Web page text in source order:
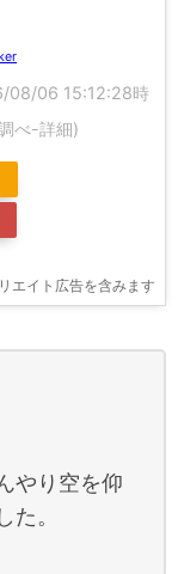
08/06 15:12:28時
べ-詳細)
エイト広告を含みます
やり空を仰
。